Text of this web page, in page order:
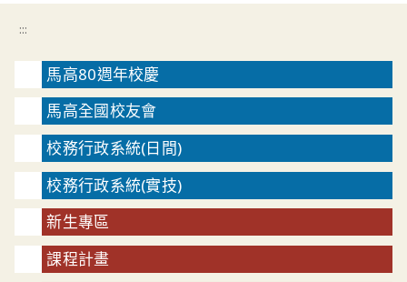
:::
馬高80週年校慶
馬高全國校友會
校務行政系統(日間)
校務行政系統(實技)
新生專區
課程計畫